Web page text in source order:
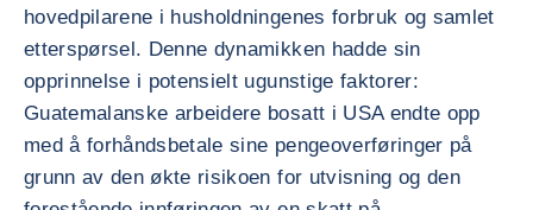
hovedpilarene i husholdningenes forbruk og samlet
etterspørsel. Denne dynamikken hadde sin
opprinnelse i potensielt ugunstige faktorer:
Guatemalanske arbeidere bosatt i USA endte opp
med å forhåndsbetale sine pengeoverføringer på
grunn av den økte risikoen for utvisning og den